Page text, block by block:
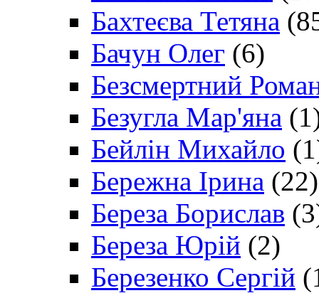
Бахтеєва Тетяна
Бачун Олег (6)
Безсмертний
Безугла Мар'яна
Бейлін Михайло
Бережна Ірина (22)
Береза Борислав
Береза Юрій (2)
Березенко Сергій